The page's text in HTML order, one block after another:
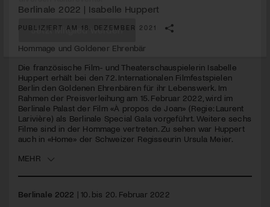
Berlinale 2022 | Isabelle Huppert
PUBLIZIERT AM 18. DEZEMBER 2021
Hommage und Goldener Ehrenbär
Die französische Film- und Theaterschauspielerin Isabelle
Huppert erhält bei den 72. Internationalen Filmfestspielen
Berlin den Goldenen Ehrenbären für ihr Lebenswerk. Im
Rahmen der Preisverleihung am 15. Februar 2022, wird im
Berlinale Palast der Film «À propos de Joan» (Regie: Laurent
Larivière) als Berlinale Special Gala vorgeführt. Weitere sechs
Filme sind in der Hommage vertreten. Zu sehen war Huppert
auch in «Home» der Schweizer Regisseurin Ursula Meier.
MEHR
Berlinale 2022 | 10. bis 20. Februar 2022
Mit deiner Mitgliedschaft erhältst du kostenlosen Zugang zu
diversen Kulturevents.
Jetzt Mitglied werden